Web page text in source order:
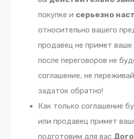
покупке и серьезно
относительно вашего
продавец не примет
после переговоров не
соглашение, не
задаток обратно!
Как только соглашение
или продавец примет
подготовим для вас